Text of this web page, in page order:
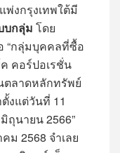
พ่งกรุงเทพใต้มี
บกลุ่ม โดย
“กลุ่มบุคคลที่ซื้อ
คอร์ปอเรชั่น
ตลาดหลักทรัพย์
งแต่วันที่ 11
ถุนายน 2566”
ม 2568 จำเลย